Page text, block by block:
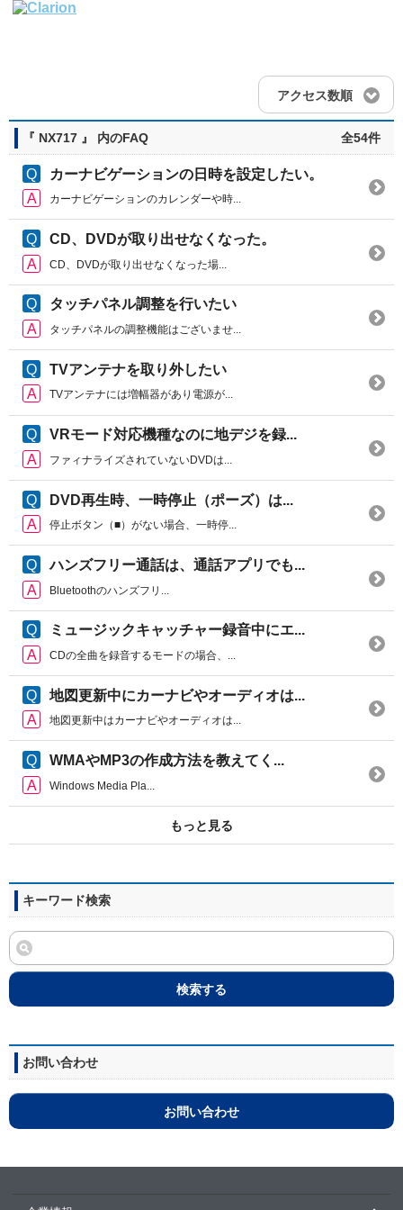
アクセス数順
『 NX717 』 内のFAQ 全54件
カーナビゲーションの日時を設定したい。
カーナビゲーションのカレンダーや時...
CD、DVDが取り出せなくなった。
CD、DVDが取り出せなくなった場...
タッチパネル調整を行いたい
タッチパネルの調整機能はございませ...
TVアンテナを取り外したい
TVアンテナには増幅器があり電源が...
VRモード対応機種なのに地デジを録...
ファィナライズされていないDVDは...
DVD再生時、一時停止（ポーズ）は...
停止ボタン（■）がない場合、一時停...
ハンズフリー通話は、通話アプリでも...
Bluetoothのハンズフリ...
ミュージックキャッチャー録音中にエ...
CDの全曲を録音するモードの場合、...
地図更新中にカーナビやオーディオは...
地図更新中はカーナビやオーディオは...
WMAやMP3の作成方法を教えてく...
Windows Media Pla...
もっと見る
キーワード検索
検索する
お問い合わせ
お問い合わせ